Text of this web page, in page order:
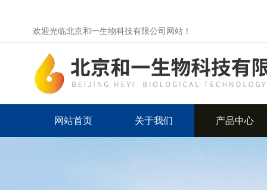
欢迎光临北京和一生物科技有限公司网站！
网站首页 关于我们 产品中心